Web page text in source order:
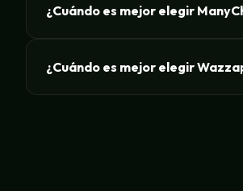
¿Cuándo es mejor elegir
¿Cuándo es mejor elegir